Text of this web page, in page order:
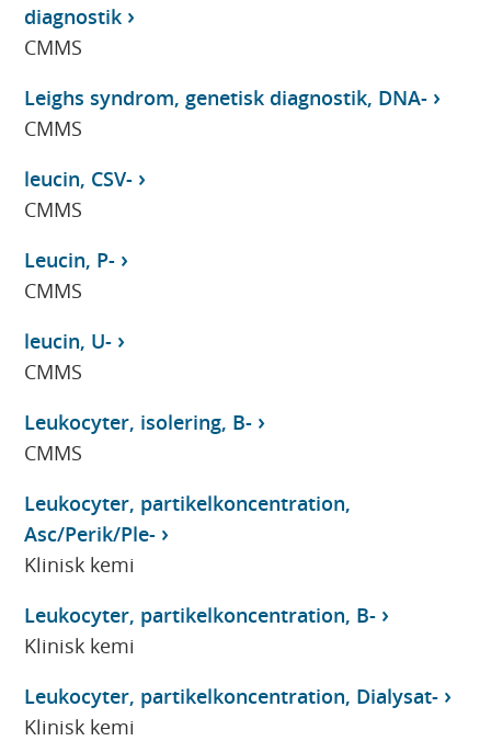
diagnostik
CMMS
Leighs syndrom, genetisk diagnostik, DNA-
CMMS
leucin, CSV-
CMMS
Leucin, P-
CMMS
leucin, U-
CMMS
Leukocyter, isolering, B-
CMMS
Leukocyter, partikelkoncentration,
Asc/Perik/Ple-
Klinisk kemi
Leukocyter, partikelkoncentration, B-
Klinisk kemi
Leukocyter, partikelkoncentration, Dialysat-
Klinisk kemi